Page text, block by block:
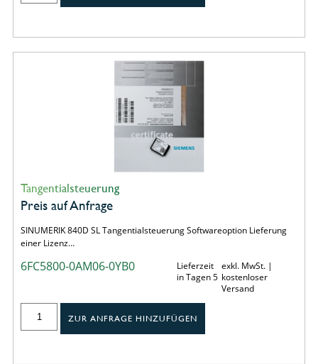
Tangentialsteuerung
Preis auf Anfrage
SINUMERIK 840D SL Tangentialsteuerung Softwareoption Lieferung
einer Lizenz…
6FC5800-0AM06-0YB0
Lieferzeit
in Tagen 5
exkl. MwSt. |
kostenloser
Versand
ZUR ANFRAGE HINZUFÜGEN